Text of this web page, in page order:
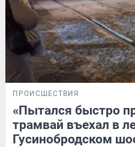
ПРОИСШЕСТВИЯ
«Пытался быстро
трамвай въехал в
Гусинобродском